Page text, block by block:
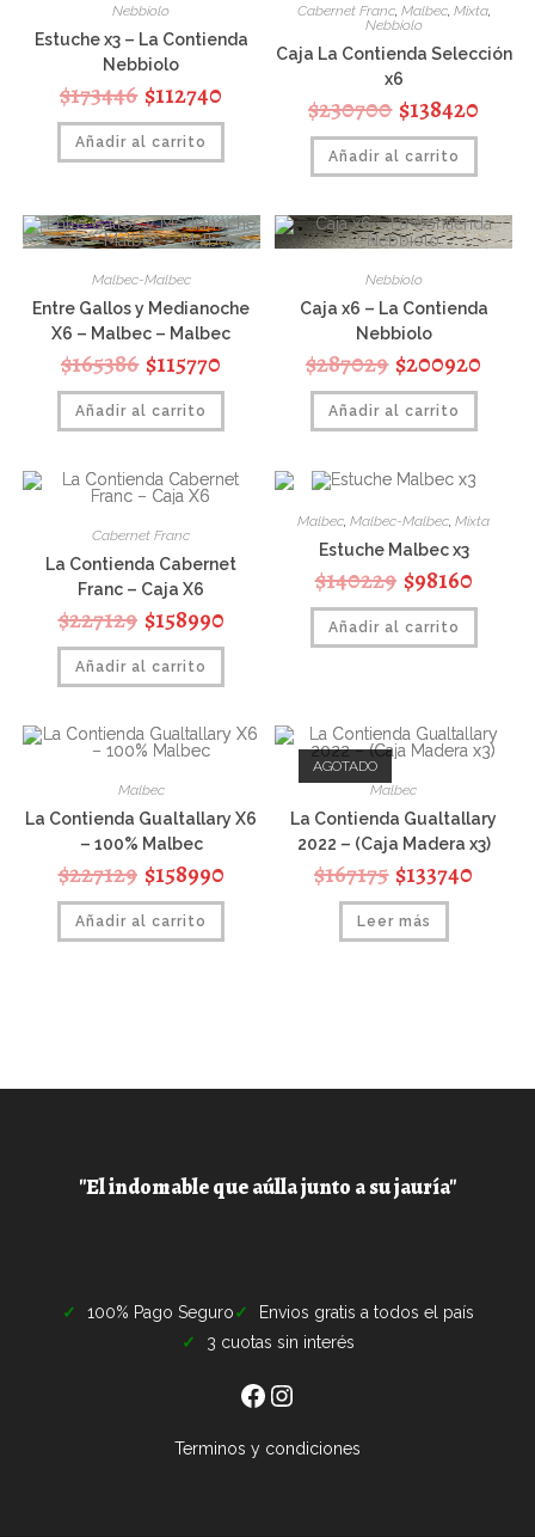
Nebbiolo
Estuche x3 – La Contienda
Nebbiolo
$173446 $112740
Añadir al carrito
Cabernet Franc, Malbec, Mixta,
Nebbiolo
Caja La Contienda Selección
x6
$230700 $138420
Añadir al carrito
Malbec-Malbec
Entre Gallos y Medianoche
X6 – Malbec – Malbec
$165386 $115770
Añadir al carrito
Nebbiolo
Caja x6 – La Contienda
Nebbiolo
$287029 $200920
Añadir al carrito
Cabernet Franc
La Contienda Cabernet
Franc – Caja X6
$227129 $158990
Añadir al carrito
Malbec,Malbec-Malbec,Mixta
Estuche Malbec x3
$140229 $98160
Añadir al carrito
Malbec
La Contienda Gualtallary X6
– 100% Malbec
$227129 $158990
Añadir al carrito
AGOTADO
Malbec
La Contienda Gualtallary
2022 – (Caja Madera x3)
$167175 $133740
Leer más
"El indomable que aúlla junto a su jauría"
100% Pago Seguro
Envios gratis a todos el país
3 cuotas sin interés
Terminos y condiciones